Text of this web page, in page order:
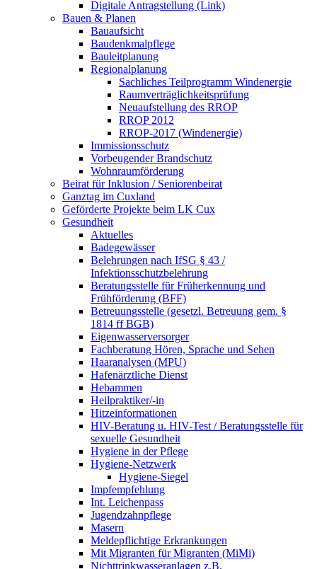
Digitale Antragstellung (Link)
Bauen & Planen
Bauaufsicht
Baudenkmalpflege
Bauleitplanung
Regionalplanung
Sachliches Teilprogramm Windenergie
Raumverträglichkeitsprüfung
Neuaufstellung des RROP
RROP 2012
RROP-2017 (Windenergie)
Immissionsschutz
Vorbeugender Brandschutz
Wohnraumförderung
Beirat für Inklusion / Seniorenbeirat
Ganztag im Cuxland
Geförderte Projekte beim LK Cux
Gesundheit
Aktuelles
Badegewässer
Belehrungen nach IfSG § 43 /
Infektionsschutzbelehrung
Beratungsstelle für Früherkennung und
Frühförderung (BFF)
Betreuungsstelle (gesetzl. Betreuung gem. §
1814 ff BGB)
Eigenwasserversorger
Fachberatung Hören, Sprache und Sehen
Haaranalysen (MPU)
Hafenärztliche Dienst
Hebammen
Heilpraktiker/-in
Hitzeinformationen
HIV-Beratung u. HIV-Test / Beratungsstelle für
sexuelle Gesundheit
Hygiene in der Pflege
Hygiene-Netzwerk
Hygiene-Siegel
Impfempfehlung
Int. Leichenpass
Jugendzahnpflege
Masern
Meldepflichtige Erkrankungen
Mit Migranten für Migranten (MiMi)
Nichttrinkwasseranlagen z.B.